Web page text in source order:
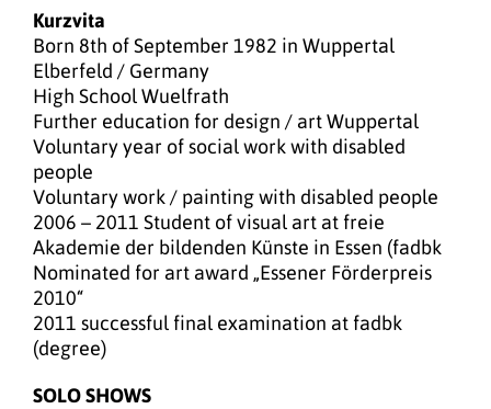
Kurzvita
Born 8th of September 1982 in Wuppertal
Elberfeld / Germany
High School Wuelfrath
Further education for design / art Wuppertal
Voluntary year of social work with disabled
people
Voluntary work / painting with disabled people
2006 – 2011 Student of visual art at freie
Akademie der bildenden Künste in Essen (fadbk
Nominated for art award „Essener Förderpreis
2010“
2011 successful final examination at fadbk
(degree)
SOLO SHOWS